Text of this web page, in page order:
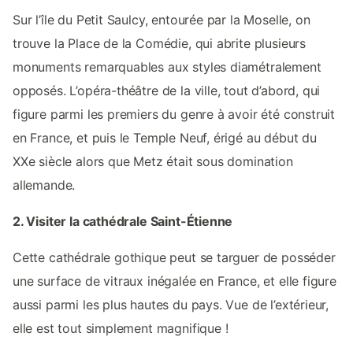
Sur l’île du Petit Saulcy, entourée par la Moselle, on
trouve la Place de la Comédie, qui abrite plusieurs
monuments remarquables aux styles diamétralement
opposés. L’opéra-théâtre de la ville, tout d’abord, qui
figure parmi les premiers du genre à avoir été construit
en France, et puis le Temple Neuf, érigé au début du
XXe siècle alors que Metz était sous domination
allemande.
2. Visiter la cathédrale Saint-Étienne
Cette cathédrale gothique peut se targuer de posséder
une surface de vitraux inégalée en France, et elle figure
aussi parmi les plus hautes du pays. Vue de l’extérieur,
elle est tout simplement magnifique !